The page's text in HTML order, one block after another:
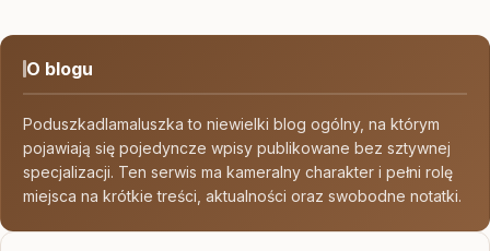
O blogu
Poduszkadlamaluszka to niewielki blog ogólny, na którym
pojawiają się pojedyncze wpisy publikowane bez sztywnej
specjalizacji. Ten serwis ma kameralny charakter i pełni rolę
miejsca na krótkie treści, aktualności oraz swobodne notatki.